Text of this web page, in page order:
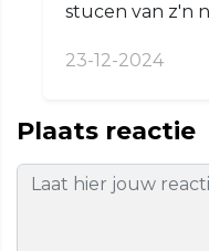
stucen van z'n
23-12-2024
Plaats reactie